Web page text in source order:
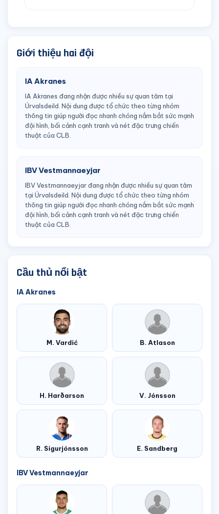
Giới thiệu hai đội
IA Akranes
IA Akranes đang nhận được nhiều sự quan tâm tại
Úrvalsdeild. Nội dung được tổ chức theo từng nhóm
thông tin giúp người đọc nhanh chóng nắm bắt sức mạnh
đội hình, bối cảnh cạnh tranh và nét đặc trưng chiến
thuật của CLB.
IBV Vestmannaeyjar
IBV Vestmannaeyjar đang nhận được nhiều sự quan tâm
tại Úrvalsdeild. Nội dung được tổ chức theo từng nhóm
thông tin giúp người đọc nhanh chóng nắm bắt sức mạnh
đội hình, bối cảnh cạnh tranh và nét đặc trưng chiến
thuật của CLB.
Cầu thủ nổi bật
IA Akranes
M. Vardić B. Atlason
H. Harðarson V. Jónsson
R. Sigurjónsson E. Sandberg
IBV Vestmannaeyjar